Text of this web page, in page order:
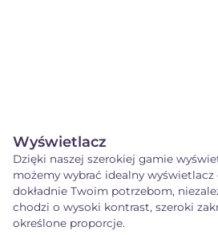
Wyświetlacz
Dzięki naszej szerokiej gamie
możemy wybrać idealny
dokładnie Twoim potrzebom,
chodzi o wysoki kontrast, szeroki
określone proporcje.